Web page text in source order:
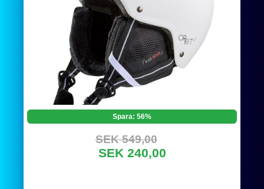
Spara: 56%
SEK 549,00
SEK 240,00